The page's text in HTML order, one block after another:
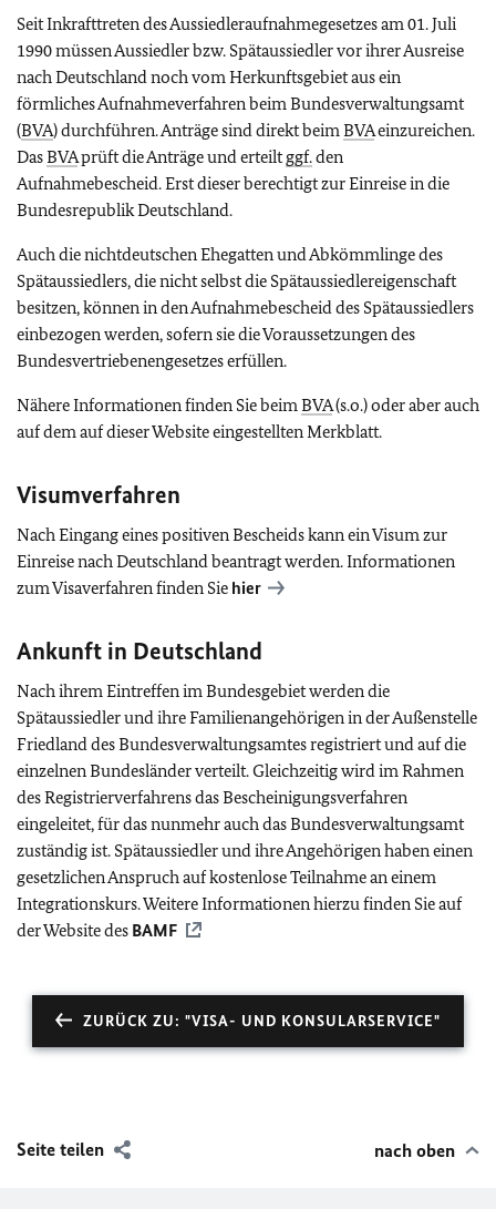
Seit Inkrafttreten des Aussiedleraufnahmegesetzes am 01. Juli
1990 müssen Aussiedler bzw. Spätaussiedler vor ihrer Ausreise
nach Deutschland noch vom Herkunftsgebiet aus ein
förmliches Aufnahmeverfahren beim Bundesverwaltungsamt
(BVA) durchführen. Anträge sind direkt beim BVAeinzureichen.
DasBVAprüft die Anträge und erteiltggf.den
Aufnahmebescheid. Erst dieser berechtigt zur Einreise in die
Bundesrepublik Deutschland.
Auch die nichtdeutschen Ehegatten und Abkömmlinge des
Spätaussiedlers, die nicht selbst die Spätaussiedlereigenschaft
besitzen, können in den Aufnahmebescheid des Spätaussiedlers
einbezogen werden, sofern sie die Voraussetzungen des
Bundesvertriebenengesetzes erfüllen.
Nähere Informationen finden Sie beim BVA(s.o.) oder aber auch
auf dem auf dieser Website eingestellten Merkblatt.
Visumverfahren
Nach Eingang eines positiven Bescheids kann ein Visum zur
Einreise nach Deutschland beantragt werden. Informationen
zum Visaverfahren finden Sie hier
Ankunft in Deutschland
Nach ihrem Eintreffen im Bundesgebiet werden die
Spätaussiedler und ihre Familienangehörigen in der Außenstelle
Friedland des Bundesverwaltungsamtes registriert und auf die
einzelnen Bundesländer verteilt. Gleichzeitig wird im Rahmen
des Registrierverfahrens das Bescheinigungsverfahren
eingeleitet, für das nunmehr auch das Bundesverwaltungsamt
zuständig ist. Spätaussiedler und ihre Angehörigen haben einen
gesetzlichen Anspruch auf kostenlose Teilnahme an einem
Integrationskurs. Weitere Informationen hierzu finden Sie auf
der Website des BAMF
ZURÜCK ZU: "VISA- UND KONSULARSERVICE"
Seite teilen nach oben